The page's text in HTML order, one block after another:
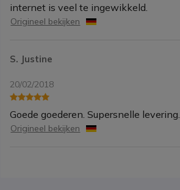
internet is veel te ingewikkeld.
Origineel bekijken
S. Justine
20/02/2018
Goede goederen. Supersnelle levering.
Origineel bekijken